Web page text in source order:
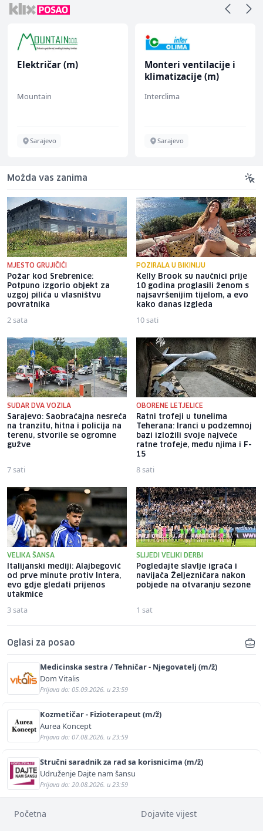
Električar (m)
Mountain
Sarajevo
Monteri ventilacije i
klimatizacije (m)
Interclima
Sarajevo
Možda vas zanima
MJESTO GRUJIČIĆI
Požar kod Srebrenice:
Potpuno izgorio objekt za
uzgoj pilića u vlasništvu
povratnika
2 sata
POZIRALA U BIKINIJU
Kelly Brook su naučnici prije
10 godina proglasili ženom s
najsavršenijim tijelom, a evo
kako danas izgleda
10 sati
SUDAR DVA VOZILA
Sarajevo: Saobraćajna nesreća
na tranzitu, hitna i policija na
terenu, stvorile se ogromne
gužve
7 sati
OBORENE LETJELICE
Ratni trofeji u tunelima
Teherana: Iranci u podzemnoj
bazi izložili svoje najveće
ratne trofeje, među njima i F-
15
8 sati
VELIKA ŠANSA
Italijanski mediji: Alajbegović
od prve minute protiv Intera,
evo gdje gledati prijenos
utakmice
3 sata
SLIJEDI VELIKI DERBI
Pogledajte slavlje igrača i
navijača Željezničara nakon
pobjede na otvaranju sezone
1 sat
Oglasi za posao
Medicinska sestra / Tehničar - Njegovatelj (m/ž)
Dom Vitalis
Prijava do: 05.09.2026. u 23:59
Kozmetičar - Fizioterapeut (m/ž)
Aurea Koncept
Prijava do: 07.08.2026. u 23:59
Stručni saradnik za rad sa korisnicima (m/ž)
Udruženje Dajte nam šansu
Prijava do: 20.08.2026. u 23:59
Početna Dojavite vijest